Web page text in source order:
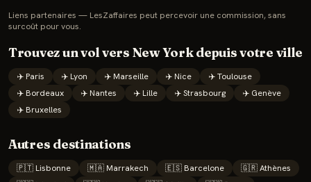
Liens partenaires — LesZaffaires peut percevoir une commission, sans
surcoût pour vous.
Trouvez un vol vers New Yorkdepuis votre ville
✈️ Paris ✈️ Lyon ✈️ Marseille ✈️ Nice ✈️Toulouse
✈️ Bordeaux ✈️ Nantes ✈️ Lille ✈️Strasbourg ✈️ Genève
✈️ Bruxelles
Autres destinations
🇵🇹 Lisbonne 🇲🇦 Marrakech 🇪🇸 Barcelone 🇬🇷Athènes